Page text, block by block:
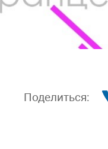
Поделиться: